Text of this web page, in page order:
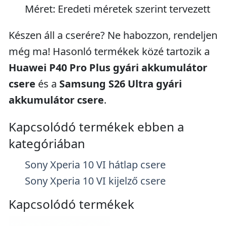
Méret: Eredeti méretek szerint tervezett
Készen áll a cserére? Ne habozzon, rendeljen
még ma! Hasonló termékek közé tartozik a
Huawei P40 Pro Plus gyári akkumulátor
csere és a Samsung S26 Ultra gyári
akkumulátor csere.
Kapcsolódó termékek ebben a
kategóriában
Sony Xperia 10 VI hátlap csere
Sony Xperia 10 VI kijelző csere
Kapcsolódó termékek